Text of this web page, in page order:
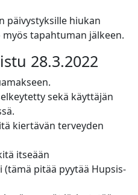
päivystyksille hiukan
tapahtuman jälkeen.
28.3.2022
sekä käyttäjän
kiertävän terveyden
itseään
pitää pyytää Hupsis-